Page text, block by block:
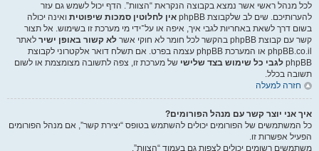
לכל מנהל ראשי אשר נמצא בקבוצה הנקראת “הצוות”. הדף יכול לשמש גם עזר
להערותיכם. שים לב שלקבוצת phpBB
אין לחלוטין סמכות שיפוטית ואינה יכולה
בשום דרך לשאת באחריות לגבי איך, איפה או על־ידי מי מערכת זו בשימוש. אל תצור
קשר עם קבוצת phpBB בהקשר לכל חומר לא חוקי אשר
לא קשור באופן ישיר לאתר
phpBB.co.il או המערכת phpBB עצמה בפרט. אם תשלח דואר אלקטרוני לקבוצת
phpBB לגבי כל שימוש בצד שלישי של מערכת זו, צפה לתשובה מצומצמת או לשום
תשובה בכלל.
חזרה למעלה
איך אני יוצר קשר עם מנהל הפורומים?
כל המשתמשים של הפורומים יכולים להשתמש בטופס “יצירת קשר”, אם מנהל הפורומים
הפעיל אפשרות זו.
משתמשים רשומים יכולים לצפות גם בעמוד “הצוות”.